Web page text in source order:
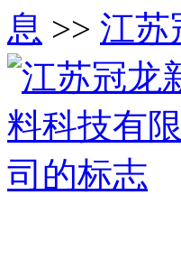
息 >> 江苏